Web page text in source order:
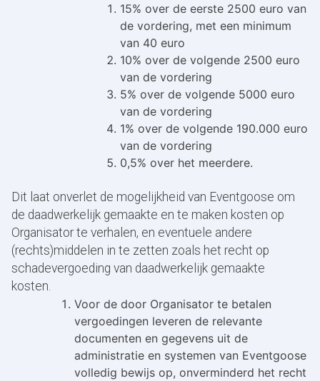
15% over de eerste 2500 euro van
de vordering, met een minimum
van 40 euro
10% over de volgende 2500 euro
van de vordering
5% over de volgende 5000 euro
van de vordering
1% over de volgende 190.000 euro
van de vordering
0,5% over het meerdere.
Dit laat onverlet de mogelijkheid van Eventgoose om
de daadwerkelijk gemaakte en te maken kosten op
Organisator te verhalen, en eventuele andere
(rechts)middelen in te zetten zoals het recht op
schadevergoeding van daadwerkelijk gemaakte
kosten.
Voor de door Organisator te betalen
vergoedingen leveren de relevante
documenten en gegevens uit de
administratie en systemen van Eventgoose
volledig bewijs op, onverminderd het recht